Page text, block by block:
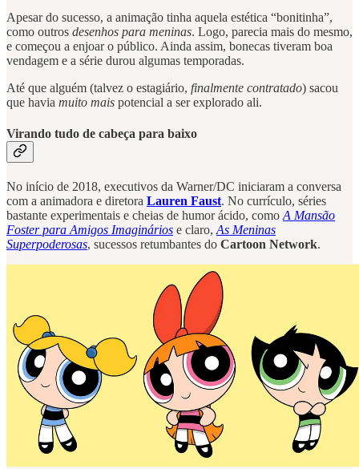
Apesar do sucesso, a animação tinha aquela estética “bonitinha”,
como outros desenhos para meninas. Logo, parecia mais do mesmo,
e começou a enjoar o público. Ainda assim, bonecas tiveram boa
vendagem e a série durou algumas temporadas.
Até que alguém (talvez o estagiário, finalmente contratado) sacou
que havia muito mais potencial a ser explorado ali.
Virando tudo de cabeça para baixo
No início de 2018, executivos da Warner/DC iniciaram a conversa
com a animadora e diretora Lauren Faust. No currículo, séries
bastante experimentais e cheias de humor ácido, como A Mansão
Foster para Amigos Imaginários e claro, As Meninas
Superpoderosas, sucessos retumbantes do Cartoon Network.